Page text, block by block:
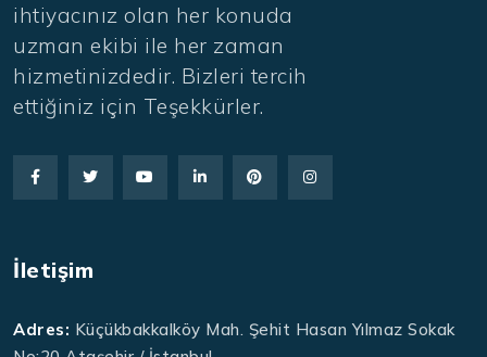
ihtiyacınız olan her konuda
uzman ekibi ile her zaman
hizmetinizdedir. Bizleri tercih
ettiğiniz için Teşekkürler.
İletişim
Adres: Küçükbakkalköy Mah. Şehit Hasan Yılmaz Sokak